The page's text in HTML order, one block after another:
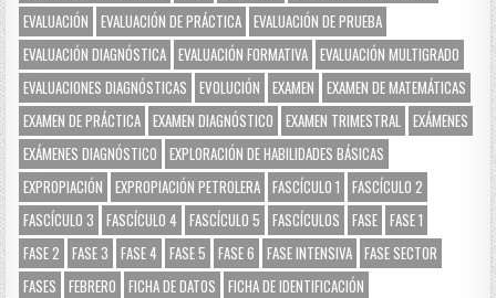
EVALUACIÓN
EVALUACIÓN DE PRÁCTICA EVALUACIÓN DE PRUEBA
EVALUACIÓN DIAGNÓSTICA EVALUACIÓN FORMATIVA EVALUACIÓN MULTIGRADO
EVALUACIONES DIAGNÓSTICAS
EVOLUCIÓN EXAMEN
EXAMEN DE MATEMÁTICAS
EXAMEN DE PRÁCTICA EXAMEN DIAGNÓSTICO EXAMEN TRIMESTRAL
EXÁMENES
EXÁMENES DIAGNÓSTICO
EXPLORACIÓN DE HABILIDADES BÁSICAS
EXPROPIACIÓN
EXPROPIACIÓN PETROLERA FASCÍCULO 1
FASCÍCULO 2
FASCÍCULO 3
FASCÍCULO 4 FASCÍCULO 5 FASCÍCULOS FASE FASE 1
FASE 2
FASE 3 FASE 4 FASE 5 FASE 6 FASE INTENSIVA FASE SECTOR
FASES
FEBRERO FICHA DE DATOS
FICHA DE IDENTIFICACIÓN